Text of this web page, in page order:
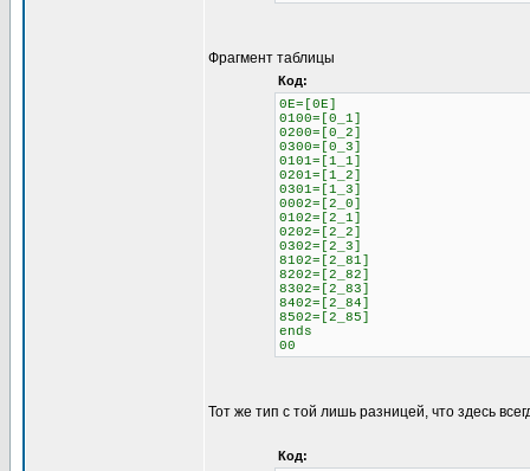
Фрагмент таблицы
Код:
0E=[0E]
0100=[0_1]
0200=[0_2]
0300=[0_3]
0101=[1_1]
0201=[1_2]
0301=[1_3]
0002=[2_0]
0102=[2_1]
0202=[2_2]
0302=[2_3]
8102=[2_81]
8202=[2_82]
8302=[2_83]
8402=[2_84]
8502=[2_85]
ends
00
Тот же тип с той лишь разницей, что здесь
Код: